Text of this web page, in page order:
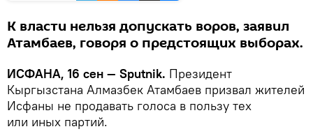
К власти нельзя допускать воров, заявил
Атамбаев, говоря о предстоящих выборах.
ИСФАНА, 16 сен — Sputnik. Президент
Кыргызстана Алмазбек Атамбаев призвал жителей
Исфаны не продавать голоса в пользу тех
или иных партий.